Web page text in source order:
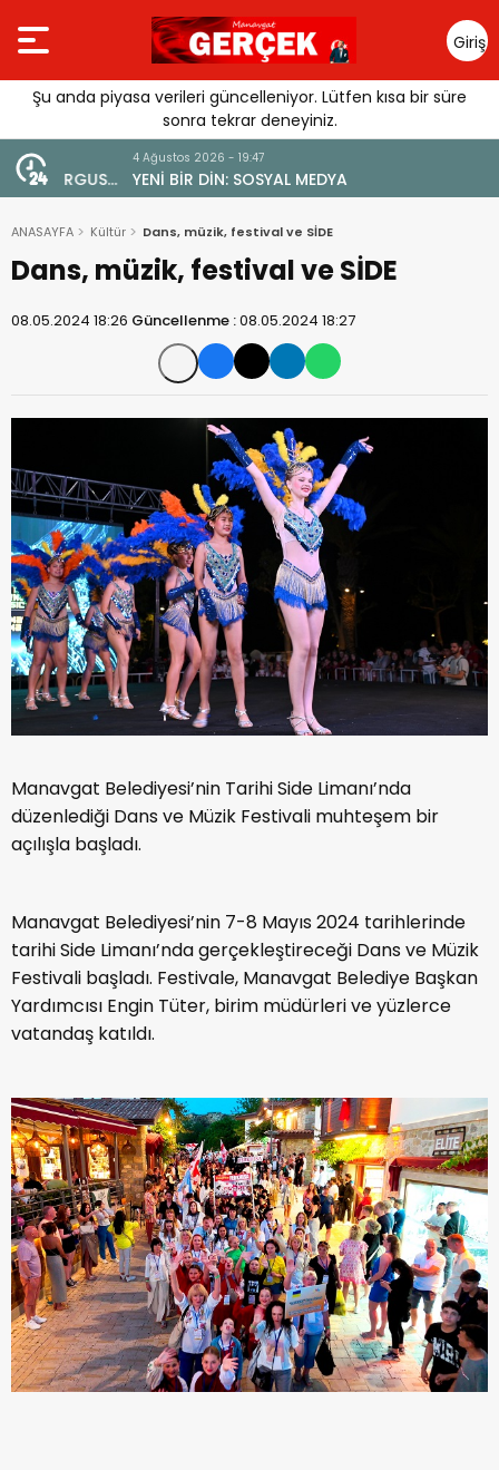
Giriş
Yap
Şu anda piyasa verileri güncelleniyor. Lütfen kısa bir süre
sonra tekrar deneyiniz.
4 Ağustos 2026 - 19:47
YENİ BİR DİN: SOSYAL MEDYA
ANASAYFA Kültür Dans, müzik, festival ve SİDE
Dans, müzik, festival ve SİDE
08.05.2024 18:26 Güncellenme :08.05.2024 18:27
Manavgat Belediyesi’nin Tarihi Side Limanı’nda
düzenlediği Dans ve Müzik Festivali muhteşem bir
açılışla başladı.
Manavgat Belediyesi’nin 7-8 Mayıs 2024 tarihlerinde
tarihi Side Limanı’nda gerçekleştireceği Dans ve Müzik
Festivali başladı. Festivale, Manavgat Belediye Başkan
Yardımcısı Engin Tüter, birim müdürleri ve yüzlerce
vatandaş katıldı.